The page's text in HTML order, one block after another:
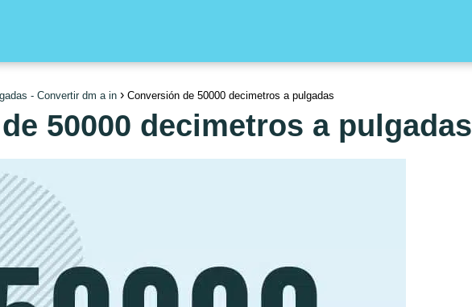
- Convertir dm a in Conversión de 50000 decimetros a pulgadas
50000 decimetros a pulgadas